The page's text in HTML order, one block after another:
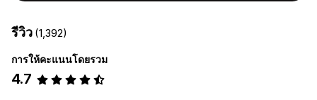
รีวิว (1,392)
การให้คะแนนโดยรวม
4.7